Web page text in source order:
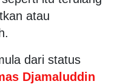
atau
dari status
Djamaluddin